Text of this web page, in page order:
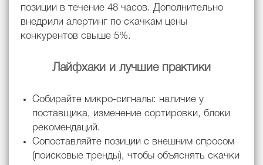
позиции в течение 48 часов. Дополнительно
внедрили алертинг по скачкам цены
конкурентов свыше 5%.
Лайфхаки и лучшие практики
Собирайте микро-сигналы: наличие у
поставщика, изменение сортировки, блоки
рекомендаций.
Сопоставляйте позиции с внешним спросом
(поисковые тренды), чтобы объяснять скачки